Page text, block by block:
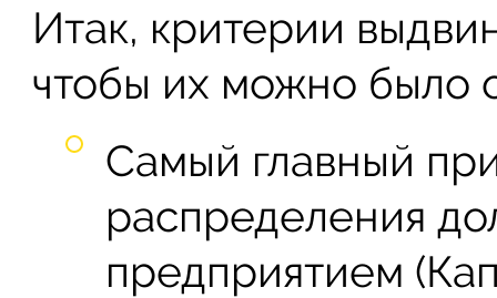
Итак, критерии
чтобы их можно было
Самый главный
распределения
предприятием